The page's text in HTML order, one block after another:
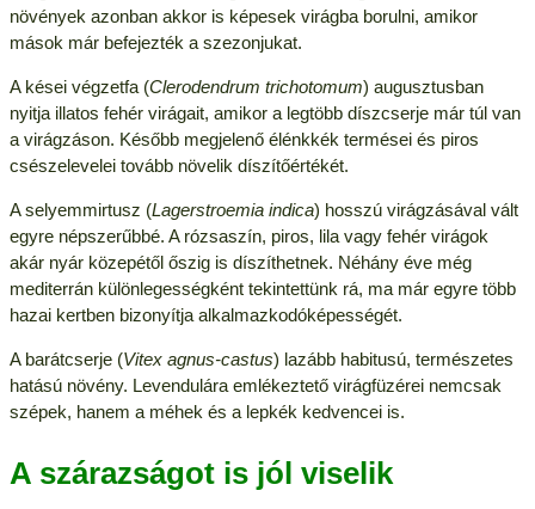
növények azonban akkor is képesek virágba borulni, amikor
mások már befejezték a szezonjukat.
A kései végzetfa (Clerodendrum trichotomum) augusztusban
nyitja illatos fehér virágait, amikor a legtöbb díszcserje már túl van
a virágzáson. Később megjelenő élénkkék termései és piros
csészelevelei tovább növelik díszítőértékét.
A selyemmirtusz (Lagerstroemia indica) hosszú virágzásával vált
egyre népszerűbbé. A rózsaszín, piros, lila vagy fehér virágok
akár nyár közepétől őszig is díszíthetnek. Néhány éve még
mediterrán különlegességként tekintettünk rá, ma már egyre több
hazai kertben bizonyítja alkalmazkodóképességét.
A barátcserje (Vitex agnus-castus) lazább habitusú, természetes
hatású növény. Levendulára emlékeztető virágfüzérei nemcsak
szépek, hanem a méhek és a lepkék kedvencei is.
A szárazságot is jól viselik